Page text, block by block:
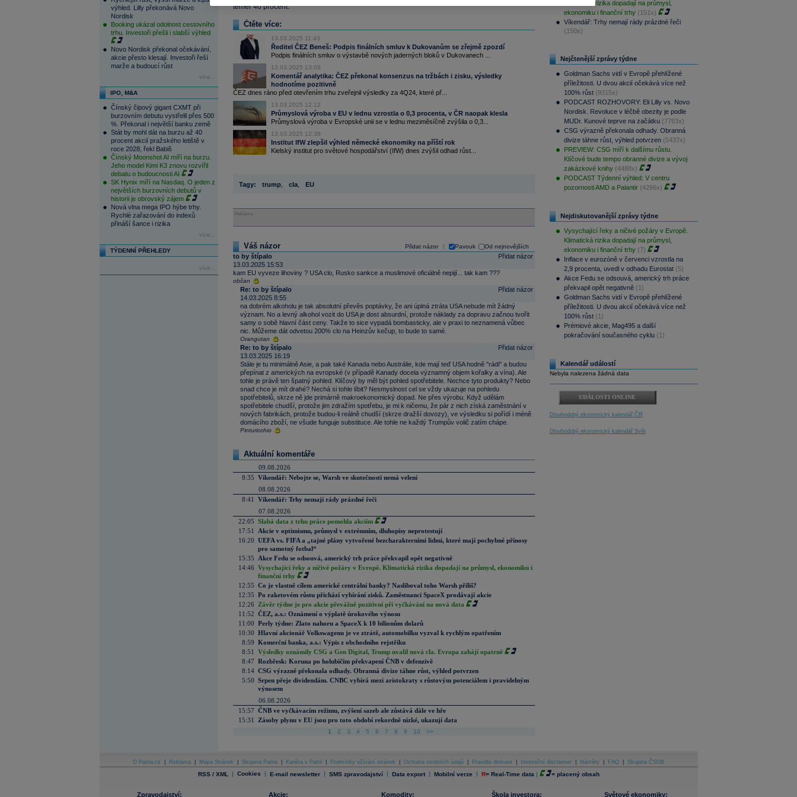
výhled. Lilly překonává Novo
Nordisk
Booking ukázal odolnost cestovního
trhu. Investoři přešli i slabší výhled
Novo Nordisk překonal očekávání,
akcie přesto klesají. Investoři řeší
marže a budoucí růst
více...
IPO, M&A
Čínský čipový gigant CXMT při
burzovním debutu vystřelil přes 500
%. Překonal i největší banku země
Stát by mohl dát na burzu až 40
procent akcií pražského letiště v
roce 2028, řekl Babiš
Čínský Moonshot AI míří na burzu.
Jeho model Kimi K3 znovu rozvířil
debatu o budoucnosti AI
SK Hynix míří na Nasdaq. O jeden z
největších burzovních debutů v
historii je obrovský zájem
Nová vlna mega IPO hýbe trhy.
Rychlé zařazování do indexů
přináší šance i rizika
více...
TÝDENNÍ PŘEHLEDY
více...
téměř 40 procent.
Čtěte více:
13.03.2025 11:43
Ředitel ČEZ Beneš: Podpis finálních smluv k Dukovanům se zřejmě zpozdí
Podpis finálních smluv o výstavbě nových jaderných bloků v Dukovanech ...
13.03.2025 13:09
Komentář analytika: ČEZ překonal konsenzus na tržbách i zisku, výsledky
hodnotíme pozitivně
ČEZ dnes ráno před otevřením trhu zveřejnil výsledky za 4Q24, které př...
13.03.2025 12:12
Průmyslová výroba v EU v lednu vzrostla o 0,3 procenta, v ČR naopak klesla
Průmyslová výroba v Evropské unii se v lednu meziměsíčně zvýšila o 0,3...
13.03.2025 12:38
Institut IfW zlepšil výhled německé ekonomiky na příští rok
Kielský institut pro světové hospodářství (IfW) dnes zvýšil odhad růst...
Tagy: trump, cla, EU
Reklama
Přidat názor Pavouk Od nejnovějších
Váš názor
Přidat názor
to by štípalo
13.03.2025 15:53
kam EU vyveze lihoviny ? USA clo, Rusko sankce a muslimové oficiálně nepijí... tak kam ???
občan
Přidat názor
Re: to by štípalo
14.03.2025 8:55
na dobrém alkoholu je tak absolutní převěs poptávky, že ani úplná ztráta USA nebude mít žádný
význam. No a levný alkohol vozit do USA je dost absurdní, protože náklady za dopravu začnou tvořit
samy o sobě hlavní část ceny. Takže to sice vypadá bombasticky, ale v praxi to neznamená vůbec
nic. Můžeme dát odvetou 200% clo na Heinzův kečup, to bude to samé.
Orangutan
Přidat názor
Re: to by štípalo
13.03.2025 16:19
Stále je tu minimálně Asie, a pak také Kanada nebo Austrálie, kde mají teď USA hodně "rádi" a budou
přepínat z amerických na evropské (v případě Kanady docela významný objem kořalky a vína). Ale
tohle je právě ten špatný pohled. Klíčový by měl být pohled spotřebitele. Nechce tyto produkty? Nebo
snad chce je mít drahé? Nechá si tohle líbit? Nesmyslnost cel se vždy ukazuje na pohledu
spotřebitelů, skrze ně jde primárně makroekonomický dopad. Ne přes výrobu. Když udělám
spotřebitele chudší, protože jim zdražím spotřebu, je mi k ničemu, že pár z nich získá zaměstnání v
nových fabrikách, protože budou-li reálně chudší (skrze dražší dovozy), ve výsledku si pořídí i méně
domácího zboží, ne všude funguje substituce. Ale tohle ne každý Trumpův volič zatím chápe.
Pinturicchio
Aktuální komentáře
09.08.2026
8:35 Víkendář: Nebojte se, Warsh ve skutečnosti nemá velení
08.08.2026
8:41
Víkendář: Trhy nemají rády prázdné řeči
07.08.2026
22:05 Slabá data z trhu práce pomohla akciím
17:51
Akcie v optimismu, průmysl v extrémním, dluhopisy neprotestují
16:20 UEFA vs. FIFA a „tajné plány vytvořené bezcharakterními lidmi, které mají pochybné přínosy
pro samotný fotbal“
15:35
Akce Fedu se odsouvá, americký trh práce překvapil opět negativně
14:46 Vysychající řeky a ničivé požáry v Evropě. Klimatická rizika dopadají na průmysl, ekonomiku i
finanční trhy
12:55 Co je vlastně cílem americké centrální banky? Nasliboval toho Warsh příliš?
12:35 Po raketovém růstu přichází vybírání zisků. Zaměstnanci SpaceX prodávají akcie
12:26
Závěr týdne je pro akcie převážně pozitivní při vyčkávání na nová data
11:52 ČEZ, a.s.: Oznámení o výplatě úrokového výnosu
11:00 Perly týdne: Zlato nahoru a SpaceX k 10 bilionům dolarů
10:30 Hlavní akcionář Volkswagenu je ve ztrátě, automobilku vyzval k rychlým opatřením
8:59 Komerční banka, a.s.: Výpis z obchodního rejstříku
8:51
Výsledky oznámily CSG a Gen Digital, Trump uvalil nová cla. Evropa zahájí opatrně
8:47 Rozbřesk: Koruna po holubičím překvapení ČNB v defenzivě
8:14 CSG výrazně překonala odhady. Obranná divize táhne růst, výhled potvrzen
5:50 Srpen přeje dividendám. CNBC vybírá mezi aristokraty s růstovým potenciálem i pravidelným
výnosem
06.08.2026
15:57 ČNB ve vyčkávacím režimu, zvýšení sazeb ale zůstává dále ve hře
15:31
Zásoby plynu v EU jsou pro toto období rekordně nízké, ukazují data
1 2 3 4 5 6 7 8 9 10 >>
Klimatická rizika dopadají na průmysl,
ekonomiku i finanční trhy (151x)
Víkendář: Trhy nemají rády prázdné řeči
(150x)
Nejčtenější zprávy týdne
Goldman Sachs vidí v Evropě přehlížené
příležitosti. U dvou akcií očekává více než
100% růst (9315x)
PODCAST ROZHOVORY: Eli Lilly vs. Novo
Nordisk. Revoluce v léčbě obezity je podle
MUDr. Kunové teprve na začátku (7763x)
CSG výrazně překonala odhady. Obranná
divize táhne růst, výhled potvrzen (5437x)
PREVIEW: CSG míří k dalšímu růstu.
Klíčové bude tempo obranné divize a vývoj
zakázkové knihy (4488x)
PODCAST Týdenní výhled: V centru
pozornosti AMD a Palantir (4266x)
Nejdiskutovanější zprávy týdne
Vysychající řeky a ničivé požáry v Evropě.
Klimatická rizika dopadají na průmysl,
ekonomiku i finanční trhy (7)
Inflace v eurozóně v červenci vzrostla na
2,9 procenta, uvedl v odhadu Eurostat (5)
Akce Fedu se odsouvá, americký trh práce
překvapil opět negativně (1)
Goldman Sachs vidí v Evropě přehlížené
příležitosti. U dvou akcií očekává více než
100% růst (1)
Prémiové akcie, Mag495 a další
pokračování současného cyklu (1)
Kalendář událostí
Nebyla nalezena žádná data
UDÁLOSTI ONLINE
Dlouhodobý ekonomický kalendář ČR
Dlouhodobý ekonomický kalendář Svět
O Patria.cz Reklama Mapa Stránek Skupina Patria Kariéra v Patrii Podmínky užívání stránek Ochrana osobních údajů Pravidla diskuse Investiční disclaimer Náměty FAQ Skupina ČSOB
RSS / XML | Cookies | E-mail newsletter | SMS zpravodajství | Data export | Mobilní verze | R= Real-Time data | = placený obsah
Zpravodajství: Akcie: Komodity: Škola investora: Světové ekonomiky: